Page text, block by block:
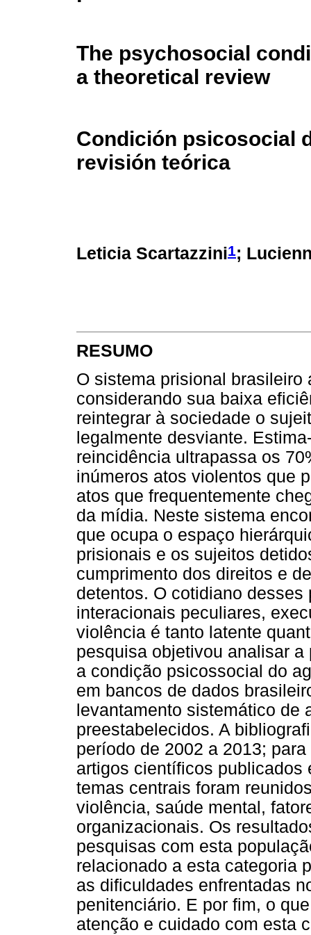
The psychosocial
a theoretical review
Condición psicosocial
revisión teórica
Leticia Scartazzini1;
RESUMO
O sistema prisional
considerando sua baixa
reintegrar à sociedade o
legalmente desviante.
reincidência ultrapassa os
inúmeros atos violentos que
atos que frequentemente
da mídia. Neste sistema
que ocupa o espaço
prisionais e os sujeitos
cumprimento dos direitos e
detentos. O cotidiano
interacionais peculiares,
violência é tanto latente
pesquisa objetivou analisar
a condição psicossocial do
em bancos de dados
levantamento sistemático de
preestabelecidos. A
período de 2002 a 2013;
artigos científicos publicados
temas centrais foram
violência, saúde mental,
organizacionais. Os
pesquisas com esta
relacionado a esta categoria
as dificuldades enfrentadas
penitenciário. E por fim, o
atenção e cuidado com esta